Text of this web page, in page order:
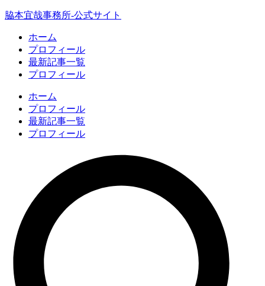
脇本宜哉事務所-公式サイト
ホーム
プロフィール
最新記事一覧
プロフィール
ホーム
プロフィール
最新記事一覧
プロフィール